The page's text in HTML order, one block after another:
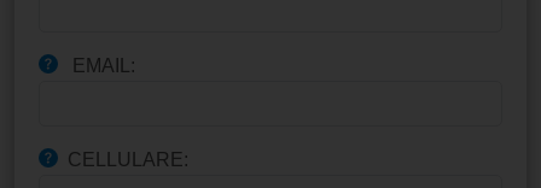
EMAIL:
CELLULARE: